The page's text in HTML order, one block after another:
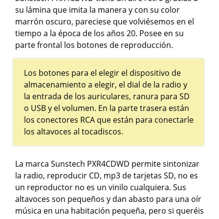
su lámina que imita la manera y con su color
marrón oscuro, pareciese que volviésemos en el
tiempo a la época de los años 20. Posee en su
parte frontal los botones de reproducción.
Los botones para el elegir el dispositivo de
almacenamiento a elegir, el dial de la radio y
la entrada de los auriculares, ranura para SD
o USB y el volumen. En la parte trasera están
los conectores RCA que están para conectarle
los altavoces al tocadiscos.
La marca Sunstech PXR4CDWD permite sintonizar
la radio, reproducir CD, mp3 de tarjetas SD, no es
un reproductor no es un vinilo cualquiera. Sus
altavoces son pequeños y dan abasto para una oír
música en una habitación pequeña, pero si queréis